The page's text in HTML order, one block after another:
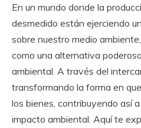
En un mundo donde la
desmedido están ejerciendo
sobre nuestro medio
como una alternativa
ambiental. A través del
transformando la forma en
los bienes, contribuyendo así
impacto ambiental. Aquí te